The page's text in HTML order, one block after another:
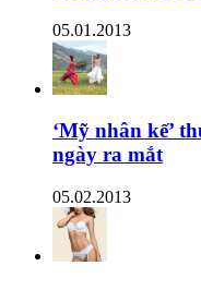
05.01.2013
‘Mỹ nhân kế’
ngày ra mắt
05.02.2013